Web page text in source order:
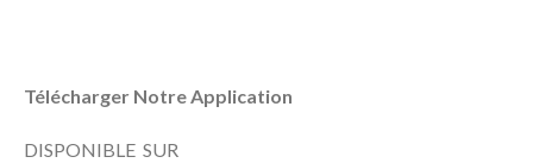
Télécharger Notre Application
DISPONIBLE SUR